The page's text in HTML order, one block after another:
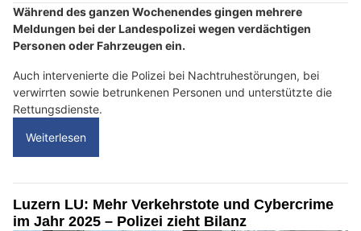
Während des ganzen Wochenendes gingen mehrere
Meldungen bei der Landespolizei wegen verdächtigen
Personen oder Fahrzeugen ein.
Auch intervenierte die Polizei bei Nachtruhestörungen, bei
verwirrten sowie betrunkenen Personen und unterstützte die
Rettungsdienste.
Weiterlesen
Luzern LU: Mehr Verkehrstote und Cybercrime
im Jahr 2025 – Polizei zieht Bilanz